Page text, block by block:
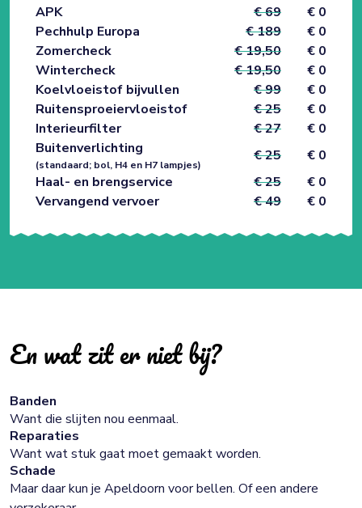
APK
€ 69
€ 0
Pechhulp Europa
€ 189
€ 0
Zomercheck
€ 19,50
€ 0
Wintercheck
€ 19,50
€ 0
Koelvloeistof bijvullen
€ 99
€ 0
Ruitensproeiervloeistof
€ 25
€ 0
Interieurfilter
€ 27
€ 0
Buitenverlichting
(standaard; bol, H4 en H7 lampjes)
€ 25
€ 0
Haal- en brengservice
€ 25
€ 0
Vervangend vervoer
€ 49 € 0
En wat zit er niet bij?
Banden
Want die slijten nou eenmaal.
Reparaties
Want wat stuk gaat moet gemaakt worden.
Schade
Maar daar kun je Apeldoorn voor bellen. Of een andere